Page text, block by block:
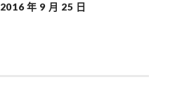
2016 年 9 月 25 日